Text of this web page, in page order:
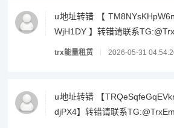
u地址转错 【
WjH1DY 】转错请联系
trx能量租赁 2026-05-31
u地址转错 【
djPX4】转错请联系TG:@TrxEm